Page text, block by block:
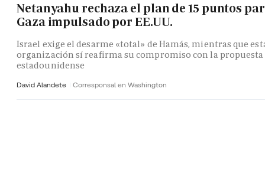
Netanyahu rechaza el plan de 15 puntos
Gaza impulsado por EE.UU.
Israel exige el desarme «total» de Hamás, mientras que
organización sí reafirma su compromiso con la propuesta
estadounidense
David Alandete Corresponsal en Washington